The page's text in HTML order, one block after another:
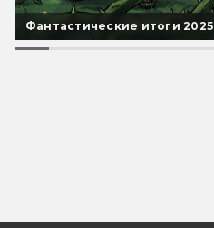
Фантастические итоги 2025